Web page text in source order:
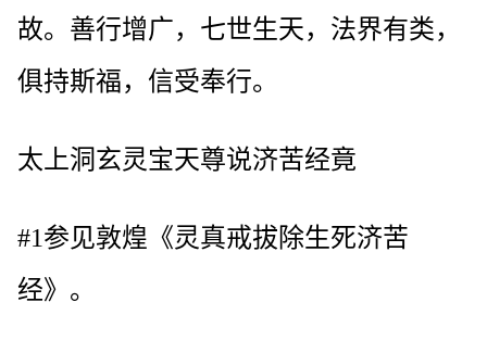
故。善行增广，七世生天，法界有类，
俱持斯福，信受奉行。
太上洞玄灵宝天尊说济苦经竟
#1参见敦煌《灵真戒拔除生死济苦
经》。